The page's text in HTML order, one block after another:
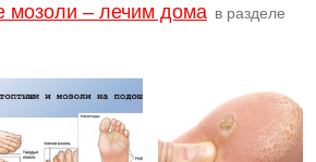
мозоли – лечим дома в разделе